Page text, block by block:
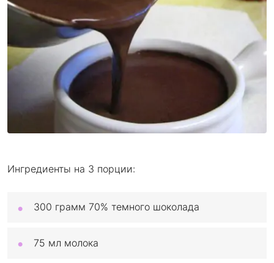
Ингредиенты на 3 порции:
300 грамм 70% темного шоколада
75 мл молока